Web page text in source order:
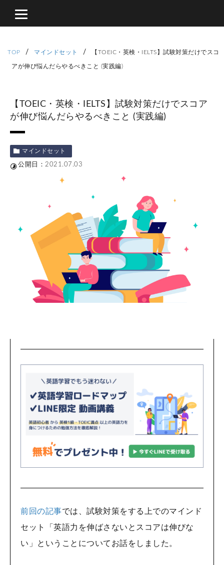
TOP / マインドセット / 【TOEIC・英検・IELTS】試験対策だけでスコ
アが伸び悩んだらやるべきこと (実践編)
【TOEIC・英検・IELTS】試験対策だけでスコア
が伸び悩んだらやるべきこと (実践編)
マインドセット
公開日：2021.07.03
前回の記事では、試験対策をする上でのマインド
セット「英語力を伸ばさないとスコアは伸びな
い」ということについてお話をしました。